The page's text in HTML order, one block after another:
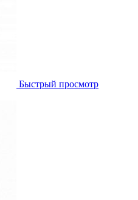
Быстрый просмотр